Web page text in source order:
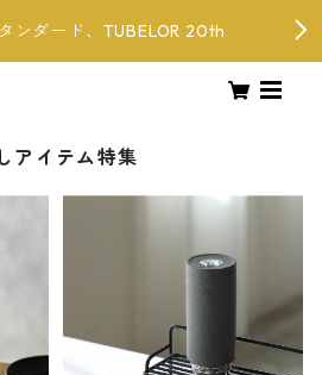
ンダード、TUBELOR 20th
アイテム特集